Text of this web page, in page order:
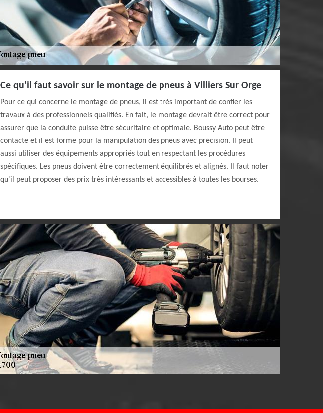
Ce qu'il faut savoir sur le montage de pneus à Villiers Sur Orge
Pour ce qui concerne le montage de pneus, il est très important de confier les
travaux à des professionnels qualifiés. En fait, le montage devrait être correct pour
assurer que la conduite puisse être sécuritaire et optimale. Boussy Auto peut être
contacté et il est formé pour la manipulation des pneus avec précision. Il peut
aussi utiliser des équipements appropriés tout en respectant les procédures
spécifiques. Les pneus doivent être correctement équilibrés et alignés. Il faut noter
qu'il peut proposer des prix très intéressants et accessibles à toutes les bourses.